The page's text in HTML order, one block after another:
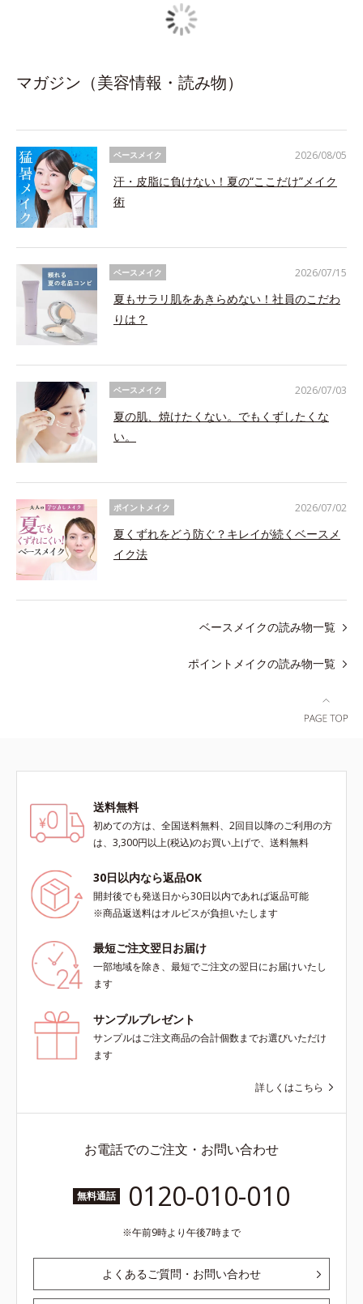
マガジン（美容情報・読み物）
ベースメイク
汗・皮脂に負けない！夏の“ここだけ”メイク
術
2026/08/05
ベースメイク
夏もサラリ肌をあきらめない！社員のこだわ
りは？
2026/07/15
ベースメイク
夏の肌、焼けたくない。でもくずしたくな
い。
2026/07/03
ポイントメイク
夏くずれをどう防ぐ？キレイが続くベースメ
イク法
2026/07/02
ベースメイクの読み物一覧
ポイントメイクの読み物一覧
送料無料
初めての方は、全国送料無料、2回目以降のご利用の方
は、3,300円以上(税込)のお買い上げで、送料無料
30日以内なら返品OK
開封後でも発送日から30日以内であれば返品可能
※商品返送料はオルビスが負担いたします
最短ご注文翌日お届け
一部地域を除き、最短でご注文の翌日にお届けいたし
ます
サンプルプレゼント
サンプルはご注文商品の合計個数までお選びいただけ
ます
詳しくはこちら
お電話でのご注文・お問い合わせ
無料通話 0120-010-010
午前9時より午後7時まで
よくあるご質問・お問い合わせ